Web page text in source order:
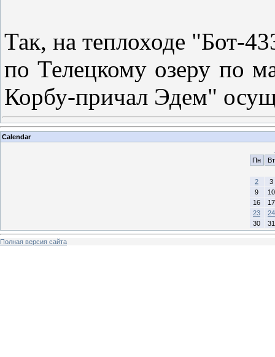
Так, на теплоходе "Бот-
по Телецкому озеру по
Корбу-причал Эдем"
Calendar
Пн
Вт
2
3
9
10
16
17
23
24
30
31
Полная версия сайта